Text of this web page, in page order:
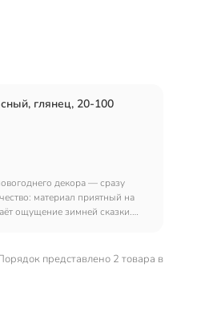
глянец, 20-100
декора — сразу
материал приятный на
ощущение зимней сказки.
смотрятся очень
представлено 2 товара в